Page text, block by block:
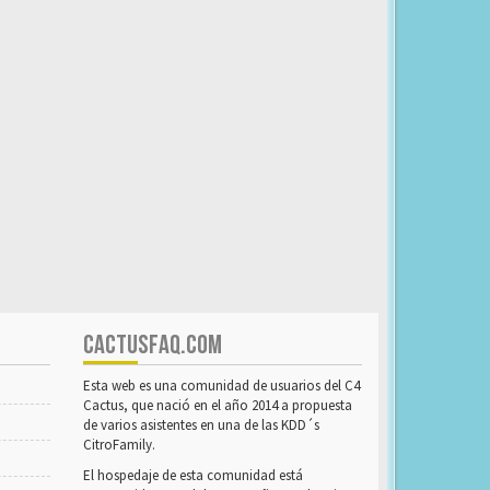
CACTUSFAQ.COM
Esta web es una comunidad de usuarios del C4
Cactus, que nació en el año 2014 a propuesta
de varios asistentes en una de las KDD´s
CitroFamily.
El hospedaje de esta comunidad está